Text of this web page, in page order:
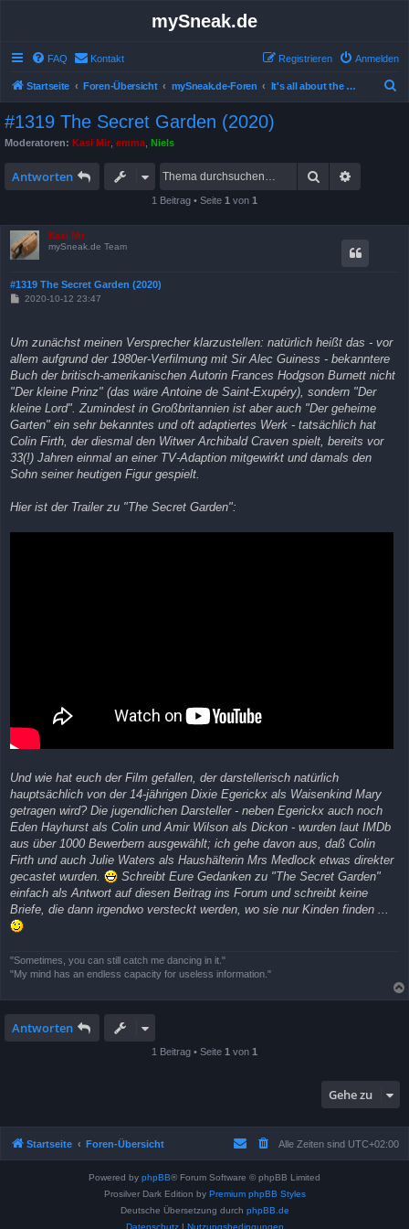
mySneak.de
FAQ Kontakt Anmelden
Registrieren
Startseite Foren-Übersicht mySneak.de-Foren It's all about the movies!
#1319 The Secret Garden (2020)
Moderatoren: Kasi Mir emma Niels
Antworten Suche
1 Beitrag • Seite 1 von 1
Kasi Mir
mySneak.de Team
#1319 The Secret Garden (2020)
B
r
a
g
2020-10-12 23:47
Um zunächst meinen Versprecher klarzustellen: natürlich heißt das - vor
allem aufgrund der 1980er-Verfilmung mit Sir Alec Guiness - bekanntere
Buch der britisch-amerikanischen Autorin Frances Hodgson Burnett nicht
"Der kleine Prinz" (das wäre Antoine de Saint-Exupéry), sondern "Der
kleine Lord". Zumindest in Großbritannien ist aber auch "Der geheime
Garten" ein sehr bekanntes und oft adaptiertes Werk - tatsächlich hat
Colin Firth, der diesmal den Witwer Archibald Craven spielt, bereits vor
33(!) Jahren einmal an einer TV-Adaption mitgewirkt und damals den
Sohn seiner heutigen Figur gespielt.
Hier ist der Trailer zu "The Secret Garden":
Und wie hat euch der Film gefallen, der darstellerisch natürlich
hauptsächlich von der 14-jährigen Dixie Egerickx als Waisenkind Mary
getragen wird? Die jugendlichen Darsteller - neben Egerickx auch noch
Eden Hayhurst als Colin und Amir Wilson als Dickon - wurden laut IMDb
aus über 1000 Bewerbern ausgewählt; ich gehe davon aus, daß Colin
Firth und auch Julie Waters als Haushälterin Mrs Medlock etwas direkter
gecastet wurden.
Schreibt Eure Gedanken zu "The Secret Garden"
einfach als Antwort auf diesen Beitrag ins Forum und schreibt keine
Briefe, die dann irgendwo versteckt werden, wo sie nur Kinden finden ...
"Sometimes, you can still catch me dancing in it."
"My mind has an endless capacity for useless information."
Antworten
1 Beitrag • Seite 1 von 1
Gehe zu
Startseite Foren-Übersicht Alle Zeiten sind UTC+02:00
Powered by phpBB® Forum Software © phpBB Limited
Prosilver Dark Edition by Premium phpBB Styles
Deutsche Übersetzung durch phpBB.de
Datenschutz| Nutzungsbedingungen